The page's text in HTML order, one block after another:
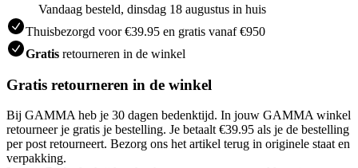
Vandaag besteld, dinsdag 18 augustus in huis
Thuisbezorgd voor €39.95 en gratis vanaf €950
Gratis retourneren in de winkel
Gratis retourneren in de winkel
Bij GAMMA heb je 30 dagen bedenktijd. In jouw GAMMA winkel
retourneer je gratis je bestelling. Je betaalt €39.95 als je de bestelling
per post retourneert. Bezorg ons het artikel terug in originele staat en
verpakking.